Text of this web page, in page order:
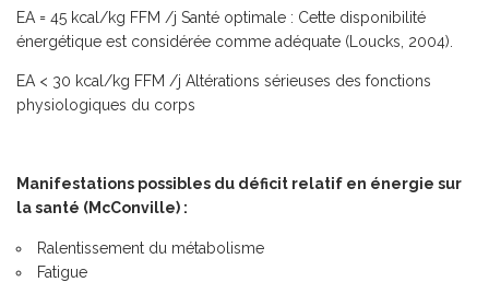
EA = 45 kcal/kg FFM /j Santé optimale : Cette disponibilité
énergétique est considérée comme adéquate (Loucks, 2004).
EA < 30 kcal/kg FFM /j Altérations sérieuses des fonctions
physiologiques du corps
Manifestations possibles du déficit relatif en énergie sur
la santé (McConville) :
Ralentissement du métabolisme
Fatigue